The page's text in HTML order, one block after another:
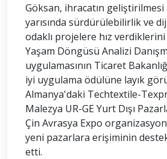
Göksan, ihracatın geliştirilmesi
yarısında sürdürülebilirlik ve
odaklı projelere hız
Yaşam Döngüsü Analizi
uygulamasının Ticaret
iyi uygulama ödülüne layık
Almanya'daki Techtextile-
Malezya UR-GE Yurt Dışı
Çin Avrasya Expo
yeni pazarlara erişiminin
etti.